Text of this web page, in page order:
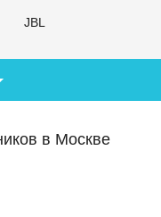
JBL
в Москве